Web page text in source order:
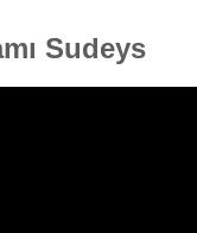
Sudeys